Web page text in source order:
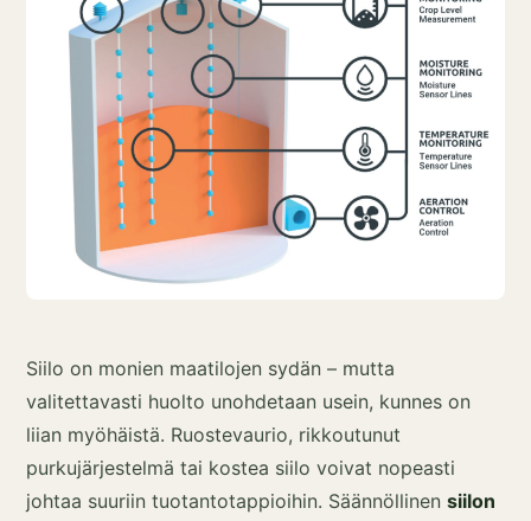
Siilo on monien maatilojen sydän – mutta
valitettavasti huolto unohdetaan usein, kunnes on
liian myöhäistä. Ruostevaurio, rikkoutunut
purkujärjestelmä tai kostea siilo voivat nopeasti
johtaa suuriin tuotantotappioihin. Säännöllinensiilon